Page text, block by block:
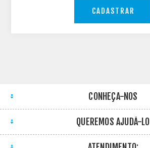
CADASTRAR
CONHEÇA-NOS
QUEREMOS AJUDÁ-LO